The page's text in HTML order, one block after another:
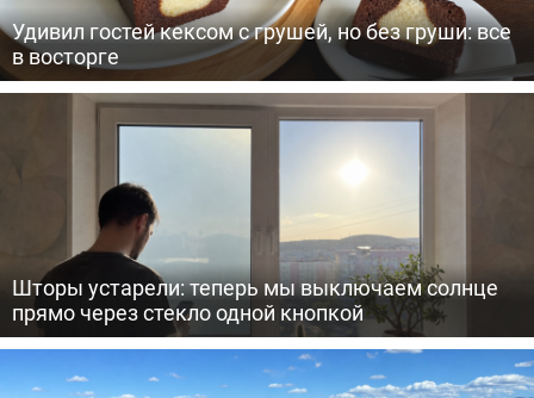
Удивил гостей кексом с грушей, но без груши: все
в восторге
Шторы устарели: теперь мы выключаем солнце
прямо через стекло одной кнопкой